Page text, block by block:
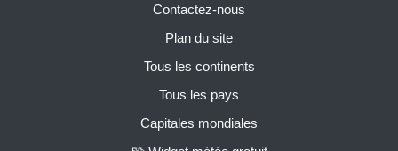
Contactez-nous
Plan du site
Tous les continents
Tous les pays
Capitales mondiales